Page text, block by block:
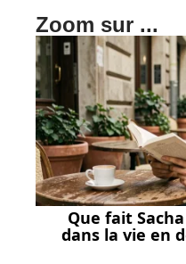
Zoom sur ...
Que fait
dans la vie en